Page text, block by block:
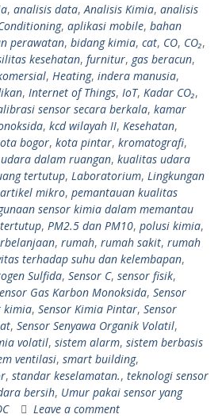
, analisis data, Analisis Kimia, analisis
, aplikasi mobile, bahan
perawatan, bidang kimia, cat, CO, CO₂,
kesehatan, furnitur, gas beracun,
, Heating, indera manusia,
, Internet of Things, IoT, Kadar CO₂,
sensor secara berkala, kamar
, kcd wilayah II, Kesehatan,
bogor, kota pintar, kromatografi,
dalam ruangan, kualitas udara
tertutup, Laboratorium, Lingkungan
mikro, pemantauan kualitas
sensor kimia dalam memantau
, PM2.5 dan PM10, polusi kimia,
, rumah, rumah sakit, rumah
terhadap suhu dan kelembapan,
Sulfida, Sensor C, sensor fisik,
Gas Karbon Monoksida, Sensor
kimia, Sensor Kimia Pintar, Sensor
, Sensor Senyawa Organik Volatil,
volatil, sistem alarm, sistem berbasis
ventilasi, smart building,
, standar keselamatan., teknologi sensor
bersih, Umur pakai sensor yang
Leave a comment